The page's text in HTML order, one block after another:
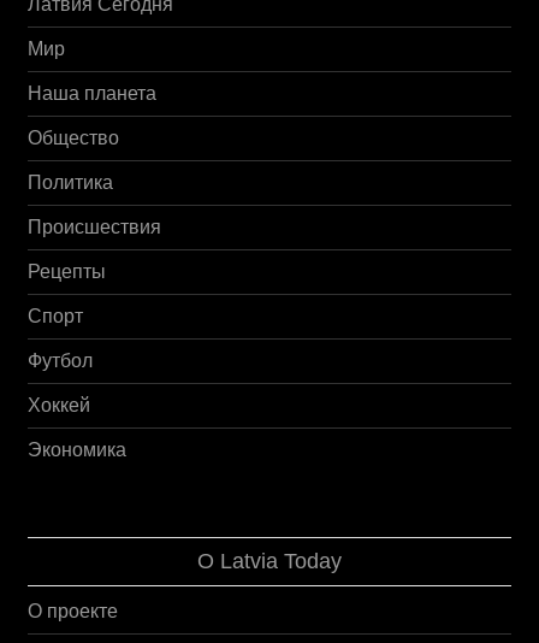
Латвия Сегодня
Мир
Наша планета
Общество
Политика
Происшествия
Рецепты
Спорт
Футбол
Хоккей
Экономика
О Latvia Today
О проекте